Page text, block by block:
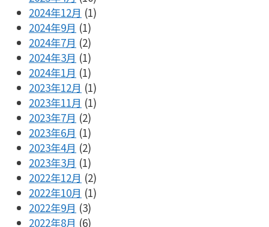
2024年12月 (1)
2024年9月 (1)
2024年7月 (2)
2024年3月 (1)
2024年1月 (1)
2023年12月 (1)
2023年11月 (1)
2023年7月 (2)
2023年6月 (1)
2023年4月 (2)
2023年3月 (1)
2022年12月 (2)
2022年10月 (1)
2022年9月 (3)
2022年8月 (6)